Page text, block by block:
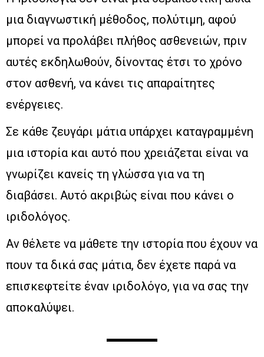
μια διαγνωστική μέθοδος, πολύτιμη, αφού
μπορεί να προλάβει πλήθος ασθενειών, πριν
αυτές εκδηλωθούν, δίνοντας έτσι το χρόνο
στον ασθενή, να κάνει τις απαραίτητες
ενέργειες.
Σε κάθε ζευγάρι μάτια υπάρχει καταγραμμένη
μια ιστορία και αυτό που χρειάζεται είναι να
γνωρίζει κανείς τη γλώσσα για να τη
διαβάσει. Αυτό ακριβώς είναι που κάνει ο
ιριδολόγος.
Αν θέλετε να μάθετε την ιστορία που έχουν να
πουν τα δικά σας μάτια, δεν έχετε παρά να
επισκεφτείτε έναν ιριδολόγο, για να σας την
αποκαλύψει.